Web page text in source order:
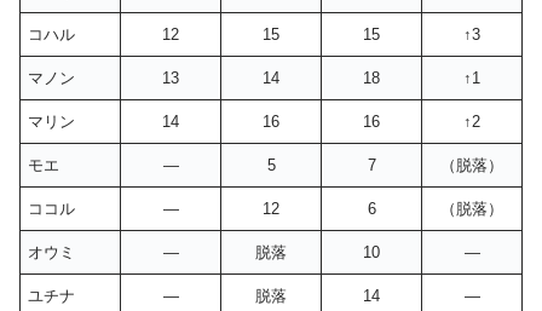
コハル 12 15 15 ↑3
マノン 13 14 18 ↑1
マリン 14 16 16 ↑2
モエ ― 5 7 （脱落）
ココル ― 12 6 （脱落）
オウミ ― 脱落 10 ―
ユチナ ― 脱落 14 ―